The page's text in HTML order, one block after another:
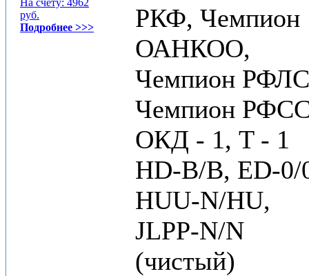
На счету: 4962
руб.
Подробнее >>>
РКФ, Чемпион
ОАНКОО,
Чемпион
Чемпион
ОКД - 1, T - 1
HD-B/B, ED-0/
HUU-N/HU,
JLPP-N/N
(чистый)